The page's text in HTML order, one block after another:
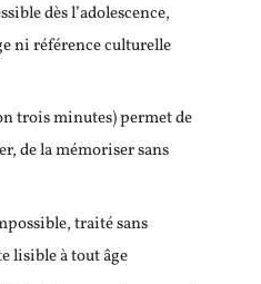
dès l’adolescence,
ni référence culturelle
trois minutes) permet de
de la mémoriser sans
traité sans
lisible à tout âge